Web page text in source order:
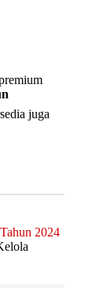
juga
2024